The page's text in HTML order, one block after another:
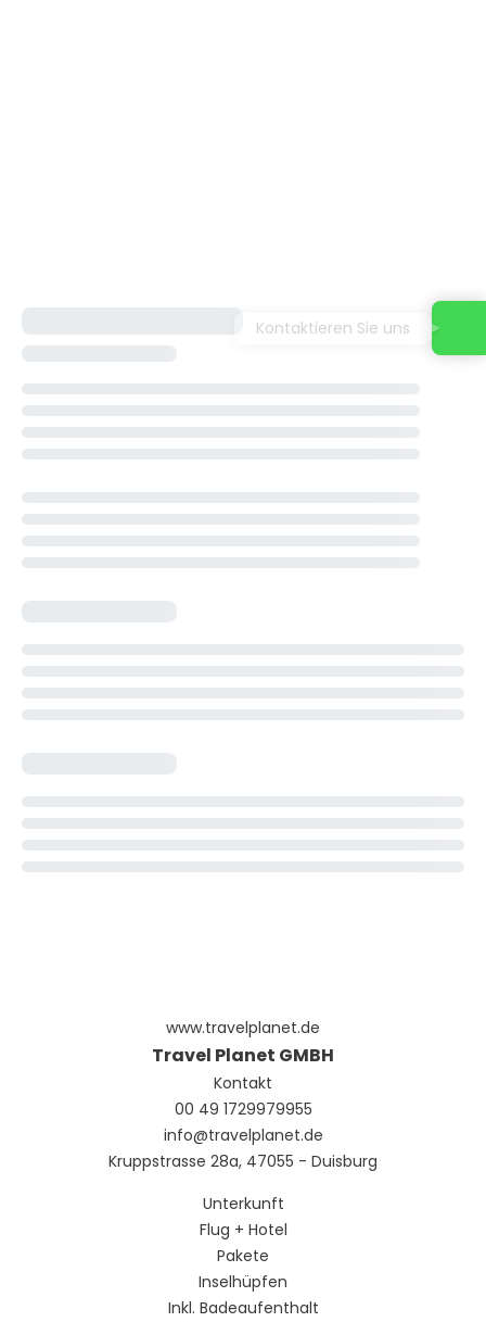
www.travelplanet.de
Travel Planet GMBH
Kontakt
00 49 1729979955
info@travelplanet.de
Kruppstrasse 28a, 47055 - Duisburg
Unterkunft
Flug + Hotel
Pakete
Inselhüpfen
Inkl. Badeaufenthalt
Kontaktieren Sie uns